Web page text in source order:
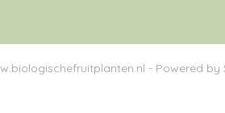
- Powered by